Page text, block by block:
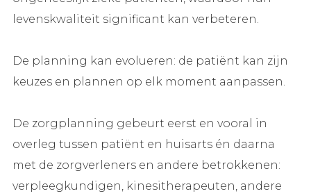
levenskwaliteit significant kan verbeteren.
De planning kan evolueren: de patiënt kan zijn
keuzes en plannen op elk moment aanpassen.
De zorgplanning gebeurt eerst en vooral in
overleg tussen patiënt en huisarts én daarna
met de zorgverleners en andere betrokkenen:
verpleegkundigen, kinesitherapeuten, andere